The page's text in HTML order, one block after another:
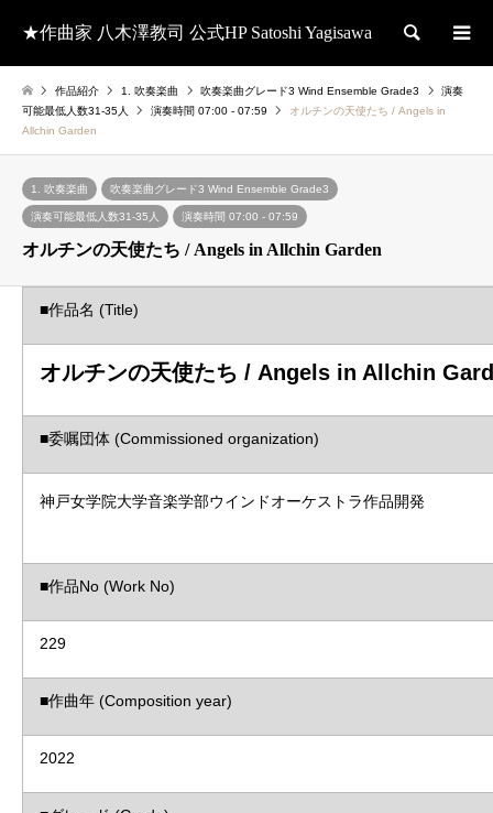
★作曲家 八木澤教司 公式HP Satoshi Yagisawa 検索
作品紹介 1. 吹奏楽曲 吹奏楽曲グレード3 Wind Ensemble Grade3
演奏
可能最低人数31-35人
演奏時間 07:00 - 07:59
オルチンの天使たち / Angels in
Allchin Garden
1. 吹奏楽曲 吹奏楽曲グレード3 Wind Ensemble Grade3
演奏可能最低人数31-35人 演奏時間 07:00 - 07:59
オルチンの天使たち / Angels in Allchin Garden
■作品名 (Title)
オルチンの天使たち / Angels in Allchin
■委嘱団体 (Commissioned organization)
神戸女学院大学音楽学部ウインドオーケストラ作品開発
■作品No (Work No)
229
■作曲年 (Composition year)
2022